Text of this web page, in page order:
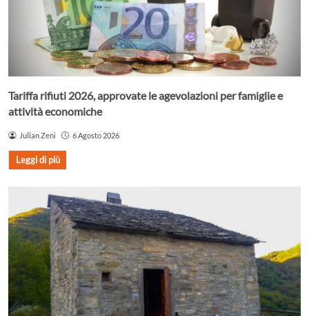
Tariffa rifiuti 2026, approvate le agevolazioni per famiglie e
attività economiche
Julian Zeni 6 Agosto 2026
Leggi di più